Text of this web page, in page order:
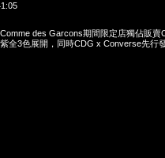
des Garcons期間限定店獨佔販賣
全3色展開，同時CDG x Converse先行